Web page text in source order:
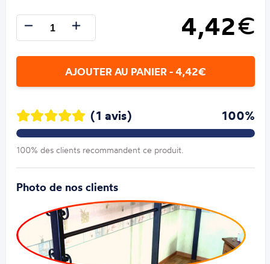
4,42€
AJOUTER AU PANIER - 4,42€
(1 avis) 100%
100% des clients recommandent ce produit.
Photo de nos clients